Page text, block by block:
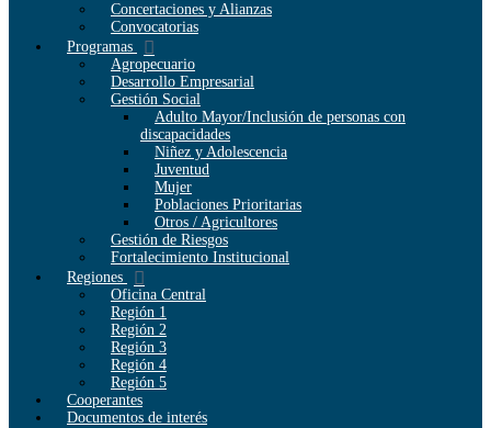
Concertaciones y Alianzas
Convocatorias
Programas
Agropecuario
Desarrollo Empresarial
Gestión Social
Adulto Mayor/Inclusión de personas con
discapacidades
Niñez y Adolescencia
Juventud
Mujer
Poblaciones Prioritarias
Otros / Agricultores
Gestión de Riesgos
Fortalecimiento Institucional
Regiones
Oficina Central
Región 1
Región 2
Región 3
Región 4
Región 5
Cooperantes
Documentos de interés